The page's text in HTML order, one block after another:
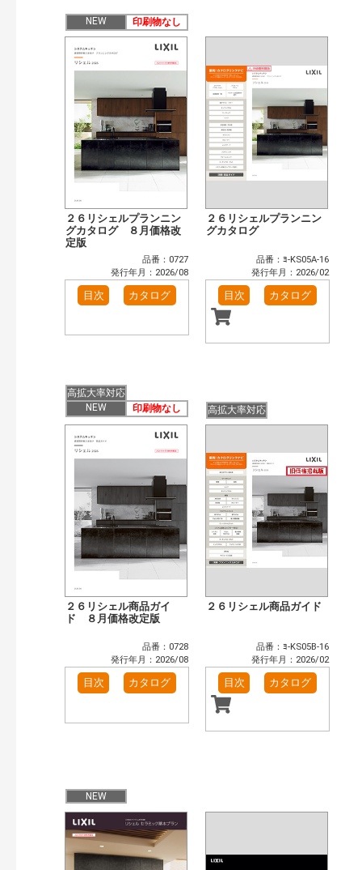
検索
NEW 印刷物なし
２６リシェルプランニン
グカタログ ８月価格改
定版
品番：0727
発行年月：2026/08
目次 カタログ
２６リシェルプランニン
グカタログ
品番：ﾖ-KS05A-16
発行年月：2026/02
目次 カタログ
高拡大率対応
NEW
印刷物なし
２６リシェル商品ガイ
ド ８月価格改定版
品番：0728
発行年月：2026/08
目次 カタログ
高拡大率対応
２６リシェル商品ガイド
品番：ﾖ-KS05B-16
発行年月：2026/02
目次 カタログ
NEW